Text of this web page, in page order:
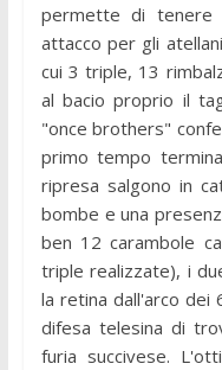
permette di tenere
attacco per gli
cui 3 triple, 13
al bacio proprio il
"once brothers"
primo tempo
ripresa salgono in
bombe e una
ben 12 carambole
triple realizzate), i
la retina dall'arco dei
difesa telesina di
furia succivese.